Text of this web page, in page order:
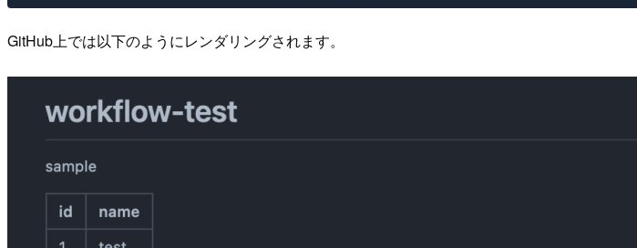
GitHub上では以下のようにレンダリングされます。